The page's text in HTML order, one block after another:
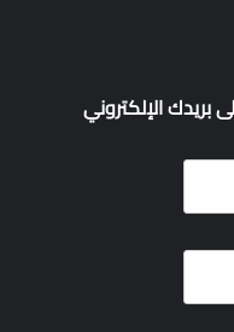
بريدك الإلكتروني